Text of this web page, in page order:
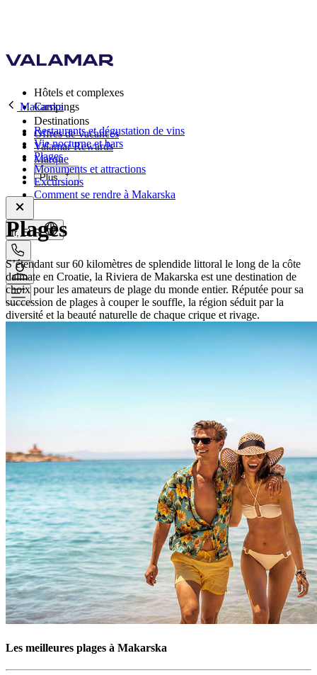
Hôtels et complexes
Campings
Destinations
Offres de vacances
Valamar Rewards
Marque
Plus
fr, EUR
Makarska
Restaurants et dégustation de vins
Vie nocturne et bars
Plages
Monuments et attractions
Excursions
Comment se rendre à Makarska
Plages
S’étendant sur 60 kilomètres de splendide littoral le long de la côte
dalmate en Croatie, la Riviera de Makarska est une destination de
choix pour les amateurs de plage du monde entier. Réputée pour sa
succession de plages à couper le souffle, la région séduit par la
diversité et la beauté naturelle de chaque crique et rivage.
Les meilleures plages à Makarska